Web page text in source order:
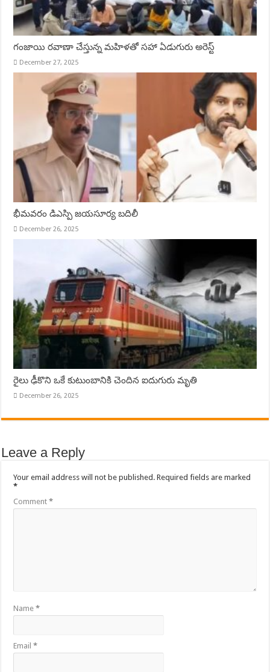
గంజాయి రవాణా చేస్తున్న మహిళతో సహా ఏడుగురు అరెస్ట్
December 27, 2025
భీమవరం డిఎస్పి జయసూర్య బదిలీ
December 26, 2025
రైలు ఢీకొని ఒకే కుటుంబానికి చెందిన ఐదుగురు మృతి
December 26, 2025
Leave a Reply
Your email address will not be published. Required fields are marked
*
Comment*
Name*
Email*